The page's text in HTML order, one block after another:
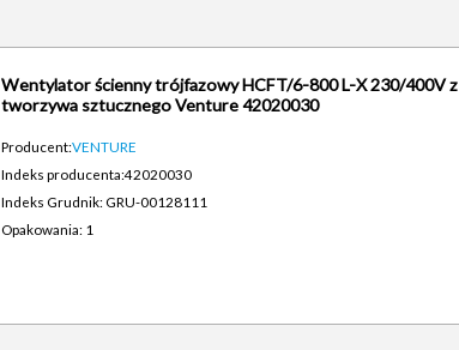
Wentylator ścienny trójfazowy HCFT/6-800 L-X 230/400V z
tworzywa sztucznego Venture 42020030
Producent:VENTURE
Indeks producenta:42020030
Indeks Grudnik: GRU-00128111
Opakowania: 1